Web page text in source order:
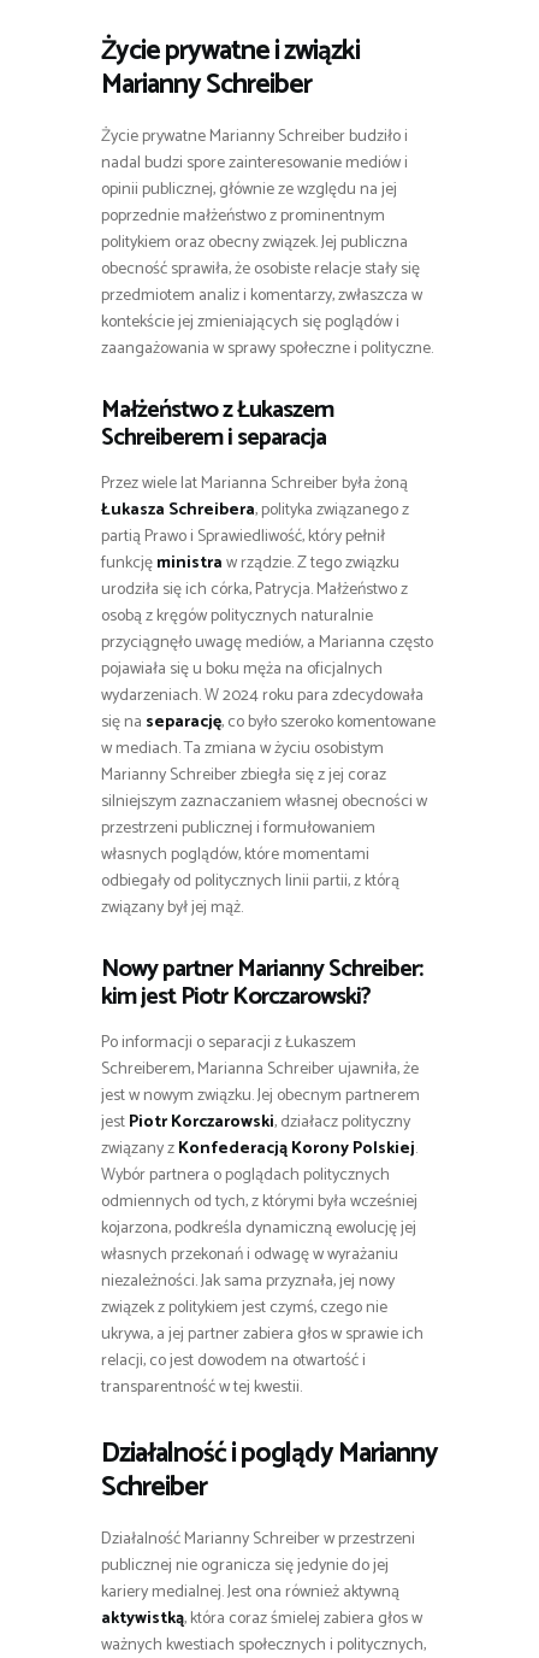
Życie prywatne i związki
Marianny Schreiber
Życie prywatne Marianny Schreiber budziło i
nadal budzi spore zainteresowanie mediów i
opinii publicznej, głównie ze względu na jej
poprzednie małżeństwo z prominentnym
politykiem oraz obecny związek. Jej publiczna
obecność sprawiła, że osobiste relacje stały się
przedmiotem analiz i komentarzy, zwłaszcza w
kontekście jej zmieniających się poglądów i
zaangażowania w sprawy społeczne i polityczne.
Małżeństwo z Łukaszem
Schreiberem i separacja
Przez wiele lat Marianna Schreiber była żoną
Łukasza Schreibera, polityka związanego z
partią Prawo i Sprawiedliwość, który pełnił
funkcjęministraw rządzie. Z tego związku
urodziła się ich córka, Patrycja. Małżeństwo z
osobą z kręgów politycznych naturalnie
przyciągnęło uwagę mediów, a Marianna często
pojawiała się u boku męża na oficjalnych
wydarzeniach. W 2024 roku para zdecydowała
się na separację, co było szeroko komentowane
w mediach. Ta zmiana w życiu osobistym
Marianny Schreiber zbiegła się z jej coraz
silniejszym zaznaczaniem własnej obecności w
przestrzeni publicznej i formułowaniem
własnych poglądów, które momentami
odbiegały od politycznych linii partii, z którą
związany był jej mąż.
Nowy partner Marianny Schreiber:
kim jest Piotr Korczarowski?
Po informacji o separacji z Łukaszem
Schreiberem, Marianna Schreiber ujawniła, że
jest w nowym związku. Jej obecnym partnerem
jestPiotr Korczarowski, działacz polityczny
związany zKonfederacją Korony Polskiej.
Wybór partnera o poglądach politycznych
odmiennych od tych, z którymi była wcześniej
kojarzona, podkreśla dynamiczną ewolucję jej
własnych przekonań i odwagę w wyrażaniu
niezależności. Jak sama przyznała, jej nowy
związek z politykiem jest czymś, czego nie
ukrywa, a jej partner zabiera głos w sprawie ich
relacji, co jest dowodem na otwartość i
transparentność w tej kwestii.
Działalność i poglądy Marianny
Schreiber
Działalność Marianny Schreiber w przestrzeni
publicznej nie ogranicza się jedynie do jej
kariery medialnej. Jest ona również aktywną
aktywistką, która coraz śmielej zabiera głos w
ważnych kwestiach społecznych i politycznych,